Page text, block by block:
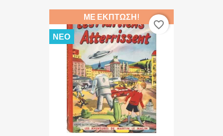
ΜΕ ΈΚΠΤΩΣΗ!
ΝΈΟ
favorite_border